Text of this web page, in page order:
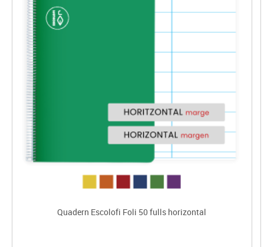
Quadern Escolofi Foli 50 fulls horizontal